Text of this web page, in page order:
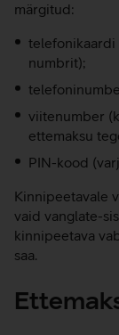
märgitud:
numbrit);
viitenumber
ettemaksu
PIN-kood
Kinnipeetavale
vaid vanglate-
kinnipeetava
saa.